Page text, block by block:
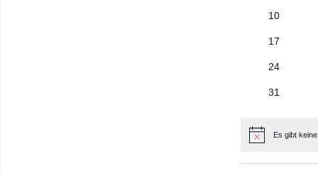
010
017
0
24
0
31
HinweisEs gibt